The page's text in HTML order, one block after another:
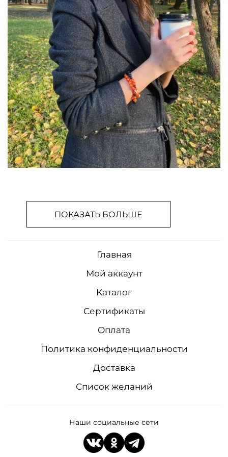
ПОКАЗАТЬ БОЛЬШЕ
Главная
Мой аккаунт
Каталог
Сертификаты
Оплата
Политика конфиденциальности
Доставка
Список желаний
Наши социальные сети